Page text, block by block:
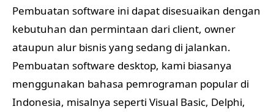
Pembuatan software ini dapat disesuaikan dengan
kebutuhan dan permintaan dari client, owner
ataupun alur bisnis yang sedang di jalankan.
Pembuatan software desktop, kami biasanya
menggunakan bahasa pemrograman popular di
Indonesia, misalnya seperti Visual Basic, Delphi,